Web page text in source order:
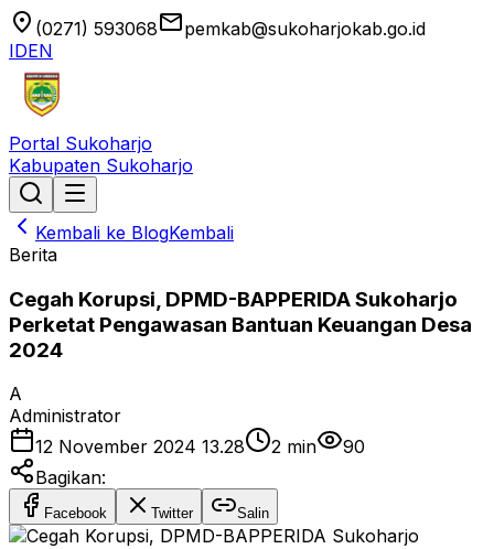
location_on (0271) 593068emailpemkab@sukoharjokab.go.id
IDEN
Portal Sukoharjo
Kabupaten Sukoharjo
Kembali ke BlogKembali
Berita
Cegah Korupsi, DPMD-BAPPERIDA Sukoharjo
Perketat Pengawasan Bantuan Keuangan Desa
2024
A
Administrator
12 November 2024 13.28
2 min
90
Bagikan:
Facebook Twitter Salin